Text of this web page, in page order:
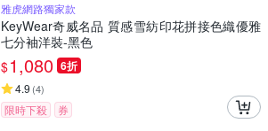
雅虎網路獨家款
KeyWear奇威名品 質感雪紡印花拼接色織優雅
七分袖洋裝-黑色
$1,080 6折
4.9 (4)
限時下殺
券